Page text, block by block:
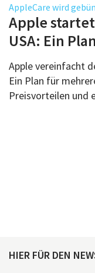
Über uns
Podcast
Mac Life+
AppleCare wird
Apple
USA: Ein
Apple vereinfacht
Ein Plan für
Preisvorteilen und
HIER FÜR DEN